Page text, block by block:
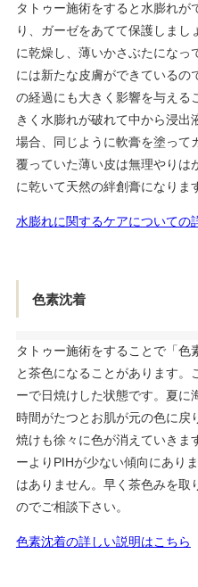
タトゥー施術をすると水膨れが
り、ガーゼをあてて保護しまし
に乾燥し、薄いかさぶたになっ
には新たな皮膚ができているの
の経過にも大きく影響を与える
きく水膨れが破れて中から浸出
場合、同じように軟膏を塗って
覆っていた薄い皮は無理やりは
に乾いて天然の絆創膏になりま
水膨れに関するケアについての
色素沈着
タトゥー施術をすることで「色
と茶色になることがあります
ーで日焼けした状態です。夏に
時間がたつとお肌が元の色に戻
焼けも徐々に色が消えていきま
ーよりPIHが少ない傾向にあり
はありません。早く茶色みを取
のでご相談下さい。
色素沈着の詳しい説明はこちら